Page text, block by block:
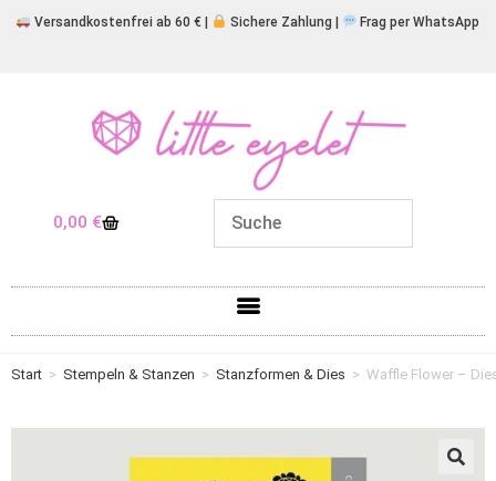
Versandkostenfrei ab 60 € | Sichere Zahlung | Frag per WhatsApp
0,00 €
Start > Stempeln & Stanzen > Stanzformen & Dies > Waffle Flower –